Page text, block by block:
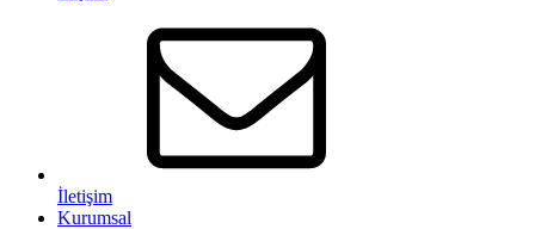
İletişim
Kurumsal